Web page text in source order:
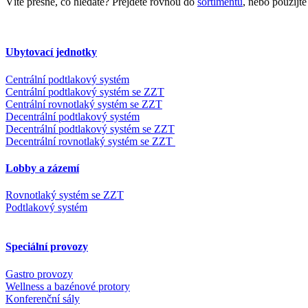
Ubytovací jednotky
Centrální podtlakový systém
Centrální podtlakový systém se ZZT
Centrální rovnotlaký systém se ZZT
Decentrální podtlakový systém
Decentrální podtlakový systém se ZZT
Decentrální rovnotlaký systém se ZZT
Lobby a zázemí
Rovnotlaký systém se ZZT
Podtlakový systém
Speciální provozy
Gastro provozy
Wellness a bazénové protory
Konferenční sály